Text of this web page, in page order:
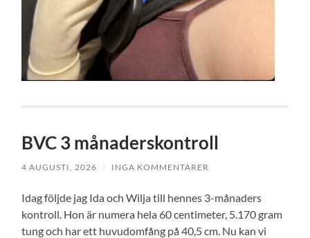
BVC 3 månaderskontroll
4 AUGUSTI, 2026 / INGA KOMMENTARER
Idag följde jag Ida och Wilja till hennes 3-månaders
kontroll. Hon är numera hela 60 centimeter, 5.170 gram
tung och har ett huvudomfång på 40,5 cm. Nu kan vi